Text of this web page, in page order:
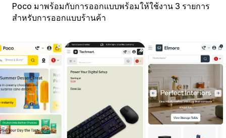
Poco มาพร้อมกับการออกแบบพร้อมให้ใช้งาน 3 รายการ
สำหรับการออกแบบร้านค้า